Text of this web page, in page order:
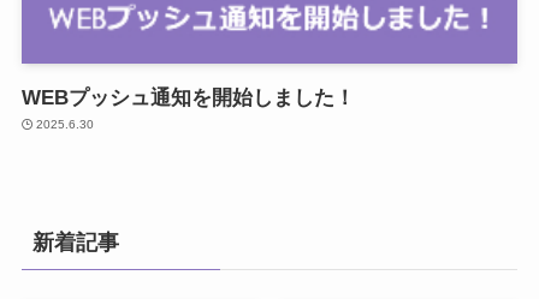
WEBプッシュ通知を開始しました！
2025.6.30
新着記事